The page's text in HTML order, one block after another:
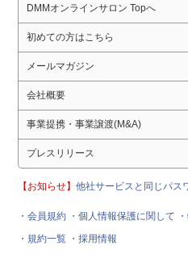
DMMオンラインサロン Topへ
初めての方はこちら
メールマガジン
会社概要
事業提携・事業譲渡(M&A)
プレスリリース
【お知らせ】他社サービスと同じパス
・会員規約 ・個人情報保護に関して
・規約一覧 ・採用情報